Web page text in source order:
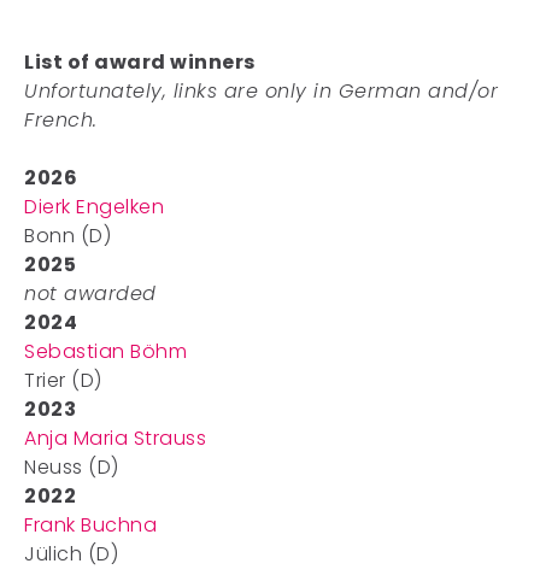
List of award winners
Unfortunately, links are only in German and/or
French.
2026
Dierk Engelken
Bonn (D)
2025
not awarded
2024
Sebastian Böhm
Trier (D)
2023
Anja Maria Strauss
Neuss (D)
2022
Frank Buchna
Jülich (D)